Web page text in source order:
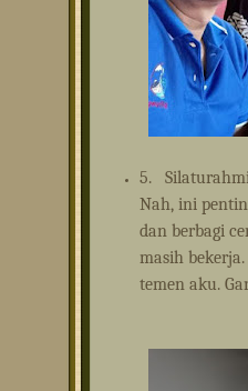
5.
Nah, ini
dan berbagi
masih
temen aku.